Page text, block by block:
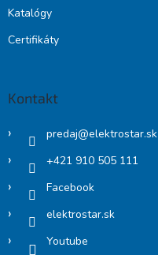
Katalógy
Certifikáty
Kontakt
predaj@elektrostar.sk
+421 910 505 111
Facebook
elektrostar.sk
Youtube